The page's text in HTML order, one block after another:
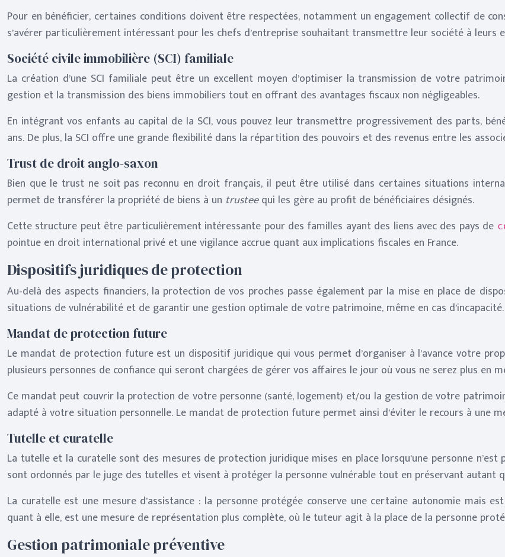
Pour en bénéficier, certaines conditions doivent être respectées, notamment un engagement collectif de
s’avérer particulièrement intéressant pour les chefs d’entreprise souhaitant transmettre leur société à
Société civile immobilière (SCI) familiale
La création d’une SCI familiale peut être un excellent moyen d’optimiser la transmission de votre
gestion et la transmission des biens immobiliers tout en offrant des avantages fiscaux non négligeables.
En intégrant vos enfants au capital de la SCI, vous pouvez leur transmettre progressivement des parts,
ans. De plus, la SCI offre une grande flexibilité dans la répartition des pouvoirs et des revenus entre les
Trust de droit anglo-saxon
Bien que le trust ne soit pas reconnu en droit français, il peut être utilisé dans certaines situations
permet de transférer la propriété de biens à un trusteequi les gère au profit de bénéficiaires désignés.
Cette structure peut être particulièrement intéressante pour des familles ayant des liens avec des pays de
pointue en droit international privé et une vigilance accrue quant aux implications fiscales en France.
Dispositifs juridiques de protection
Au-delà des aspects financiers, la protection de vos proches passe également par la mise en place de
situations de vulnérabilité et de garantir une gestion optimale de votre patrimoine, même en cas d’incapacité.
Mandat de protection future
Le mandat de protection future est un dispositif juridique qui vous permet d’organiser à l’avance votre
plusieurs personnes de confiance qui seront chargées de gérer vos affaires le jour où vous ne serez plus en
Ce mandat peut couvrir la protection de votre personne (santé, logement) et/ou la gestion de votre
adapté à votre situation personnelle. Le mandat de protection future permet ainsi d’éviter le recours à une
Tutelle et curatelle
La tutelle et la curatelle sont des mesures de protection juridique mises en place lorsqu’une personne
sont ordonnés par le juge des tutelles et visent à protéger la personne vulnérable tout en préservant autant
La curatelle est une mesure d’assistance : la personne protégée conserve une certaine autonomie mais
quant à elle, est une mesure de représentation plus complète, où le tuteur agit à la place de la personne
Gestion patrimoniale préventive